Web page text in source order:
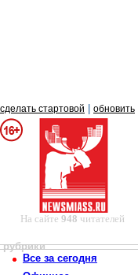
сделать стартовой обновить
На сайте 948 читателей
рубрики
Все за сегодня